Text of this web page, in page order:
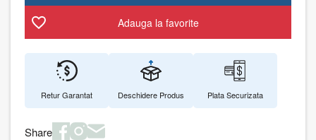
Adauga la favorite
Retur Garantat Deschidere Produs Plata Securizata
Share